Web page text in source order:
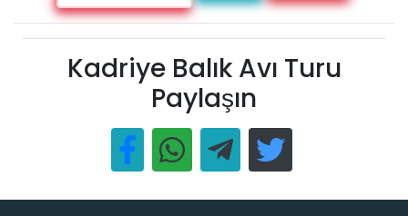
Kadriye Balık Avı Turu
Paylaşın